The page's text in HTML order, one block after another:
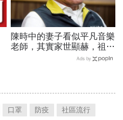
陳時中的妻子看似平凡音樂
老師，其實家世顯赫，祖父
創辦高醫！大學同學揭底
Ads by
口罩 防疫
社區流行